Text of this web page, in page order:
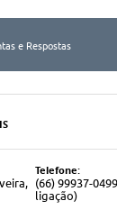
e Respostas
Telefone:
(66) 99937-
ligação)